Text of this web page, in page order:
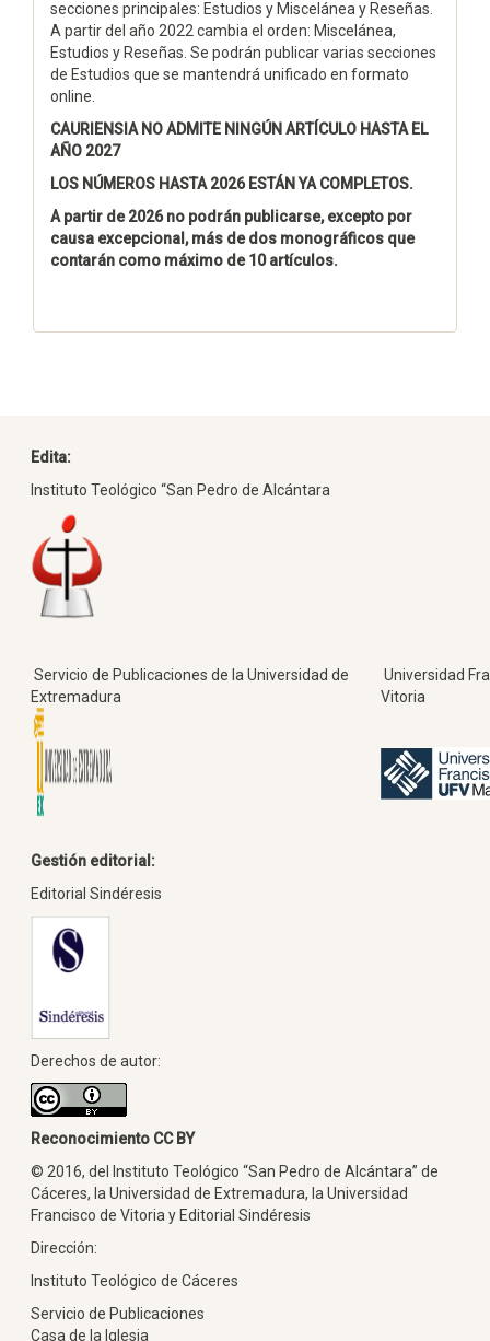
secciones principales: Estudios y Miscelánea y Reseñas.
A partir del año 2022 cambia el orden: Miscelánea,
Estudios y Reseñas. Se podrán publicar varias secciones
de Estudios que se mantendrá unificado en formato
online.
CAURIENSIA NO ADMITE NINGÚN ARTÍCULO HASTA EL
AÑO 2027
LOS NÚMEROS HASTA 2026 ESTÁN YA COMPLETOS.
A partir de 2026 no podrán publicarse, excepto por
causa excepcional, más de dos monográficos que
contarán como máximo de 10 artículos.
Edita:
Instituto Teológico “San Pedro de Alcántara
Servicio de Publicaciones de la Universidad de
Extremadura
Universidad
Vitoria
Gestión editorial:
Editorial Sindéresis
Derechos de autor:
Reconocimiento CC BY
© 2016, del Instituto Teológico “San Pedro de Alcántara” de
Cáceres, la Universidad de Extremadura, la Universidad
Francisco de Vitoria y Editorial Sindéresis
Dirección:
Instituto Teológico de Cáceres
Servicio de Publicaciones
Casa de la Iglesia